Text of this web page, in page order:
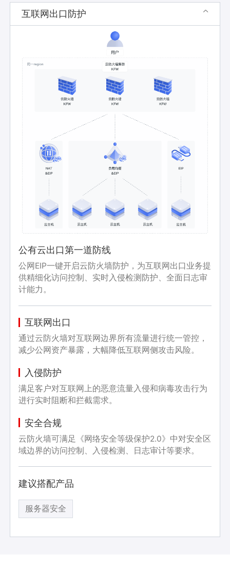
互联网出口防护 
公有云出口第一道防线
公网EIP一键开启云防火墙防护，为互联网出口业务提
供精细化访问控制、实时入侵检测防护、全面日志审
计能力。
互联网出口
通过云防火墙对互联网边界所有流量进行统一管控，
减少公网资产暴露，大幅降低互联网侧攻击风险。
入侵防护
满足客户对互联网上的恶意流量入侵和病毒攻击行为
进行实时阻断和拦截需求。
安全合规
云防火墙可满足《网络安全等级保护2.0》中对安全区
域边界的访问控制、入侵检测、日志审计等要求。
建议搭配产品
服务器安全